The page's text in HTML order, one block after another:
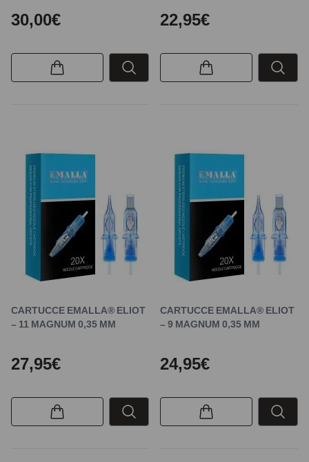
30,00€ 22,95€
CARTUCCE EMALLA® ELIOT
– 11 MAGNUM 0,35 MM
27,95€
CARTUCCE EMALLA® ELIOT
– 9 MAGNUM 0,35 MM
24,95€